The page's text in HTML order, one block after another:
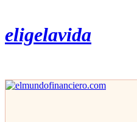
eligelavida